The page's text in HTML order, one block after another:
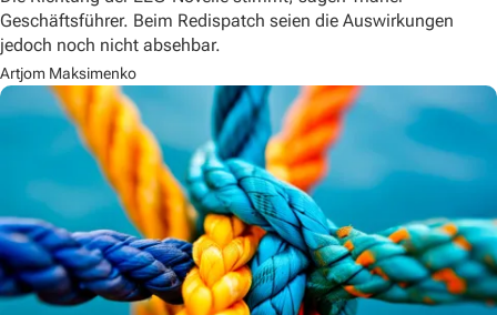
Geschäftsführer. Beim Redispatch seien die Auswirkungen
jedoch noch nicht absehbar.
Artjom Maksimenko